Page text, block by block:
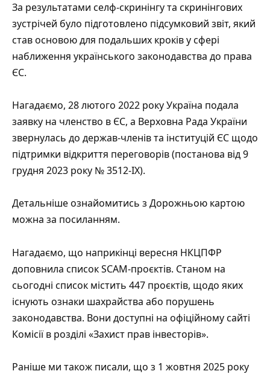
За результатами селф-скринінгу та скринінгових
зустрічей було підготовлено підсумковий звіт, який
став основою для подальших кроків у сфері
наближення українського законодавства до права
ЄС.
Нагадаємо, 28 лютого 2022 року Україна подала
заявку на членство в ЄС, а Верховна Рада України
звернулась до держав-членів та інституцій ЄС щодо
підтримки відкриття переговорів (постанова від 9
грудня 2023 року № 3512-IX).
Детальніше ознайомитись з Дорожньою картою
можна за посиланням.
Нагадаємо, що наприкінці вересня НКЦПФР
доповнила список SCAM-проєктів. Станом на
сьогодні список містить 447 проєктів, щодо яких
існують ознаки шахрайства або порушень
законодавства. Вони доступні на офіційному сайті
Комісії в розділі «Захист прав інвесторів».
Раніше ми також писали, що з 1 жовтня 2025 року